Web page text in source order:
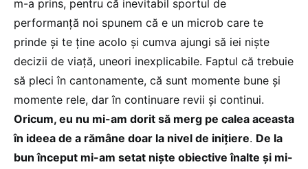
m-a prins, pentru că inevitabil sportul de
performanță noi spunem că e un microb care te
prinde și te ține acolo și cumva ajungi să iei niște
decizii de viață, uneori inexplicabile. Faptul că trebuie
să pleci în cantonamente, că sunt momente bune și
momente rele, dar în continuare revii și continui.
Oricum, eu nu mi-am dorit să merg pe calea aceasta
în ideea de a rămâne doar la nivel de inițiere. De la
bun început mi-am setat niște obiective înalte și mi-